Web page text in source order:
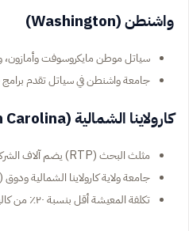
واشنطن (Washington)
سياتل موطن مايكروسوفت
جامعة واشنطن في سياتل تقدم
كارولاينا الشمالية (North Carolina)
مثلث البحث (RTP) يضم آلاف الشركات التقنية مثل آي بي إم وسيسكو.
جامعة ولاية كارولاينا الشمالية ودوق (Duke) قريبتان من المنطقة.
تكلفة المعيشة أقل بنسبة ٢٠٪ من كاليفورنيا.